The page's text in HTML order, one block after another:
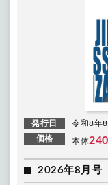
発行日
令和8年
価格
本体
2026年8月号